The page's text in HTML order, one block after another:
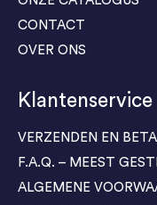
CONTACT
OVER ONS
Klantenservice
VERZENDEN EN
F.A.Q. – MEEST
ALGEMENE